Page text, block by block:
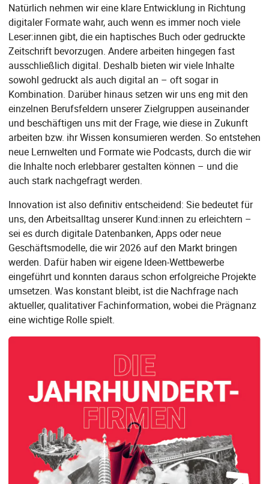
Natürlich nehmen wir eine klare Entwicklung in Richtung
digitaler Formate wahr, auch wenn es immer noch viele
Leser:innen gibt, die ein haptisches Buch oder gedruckte
Zeitschrift bevorzugen. Andere arbeiten hingegen fast
ausschließlich digital. Deshalb bieten wir viele Inhalte
sowohl gedruckt als auch digital an – oft sogar in
Kombination. Darüber hinaus setzen wir uns eng mit den
einzelnen Berufsfeldern unserer Zielgruppen auseinander
und beschäftigen uns mit der Frage, wie diese in Zukunft
arbeiten bzw. ihr Wissen konsumieren werden. So entstehen
neue Lernwelten und Formate wie Podcasts, durch die wir
die Inhalte noch erlebbarer gestalten können – und die
auch stark nachgefragt werden.
Innovation ist also definitiv entscheidend: Sie bedeutet für
uns, den Arbeitsalltag unserer Kund:innen zu erleichtern –
sei es durch digitale Datenbanken, Apps oder neue
Geschäftsmodelle, die wir 2026 auf den Markt bringen
werden. Dafür haben wir eigene Ideen-Wettbewerbe
eingeführt und konnten daraus schon erfolgreiche Projekte
umsetzen. Was konstant bleibt, ist die Nachfrage nach
aktueller, qualitativer Fachinformation, wobei die Prägnanz
eine wichtige Rolle spielt.